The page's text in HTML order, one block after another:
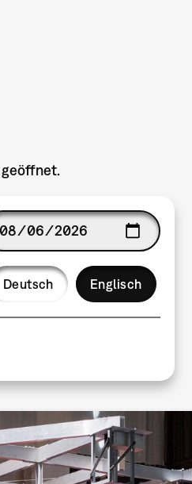
geöffnet.
Deutsch Englisch